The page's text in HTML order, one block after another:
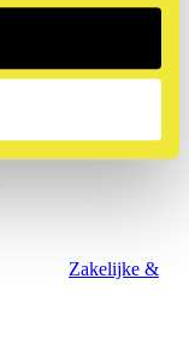
Museumshop
Zakelijke &